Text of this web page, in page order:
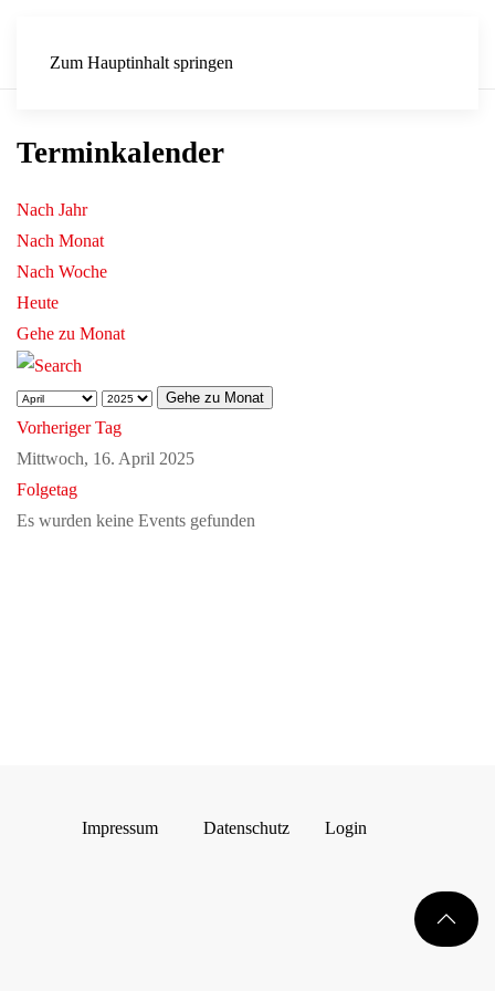
Zum Hauptinhalt springen
Terminkalender
Nach Jahr
Nach Monat
Nach Woche
Heute
Gehe zu Monat
Gehe zu Monat
Vorheriger Tag
Mittwoch, 16. April 2025
Folgetag
Es wurden keine Events gefunden
Impressum Datenschutz Login